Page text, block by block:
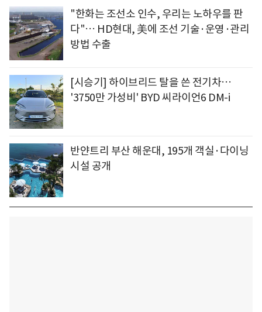
"한화는 조선소 인수, 우리는 노하우를 판
다"… HD현대, 美에 조선 기술·운영·관리
방법 수출
[시승기] 하이브리드 탈을 쓴 전기차…
'3750만 가성비' BYD 씨라이언6 DM-i
반얀트리 부산 해운대, 195개 객실·다이닝
시설 공개